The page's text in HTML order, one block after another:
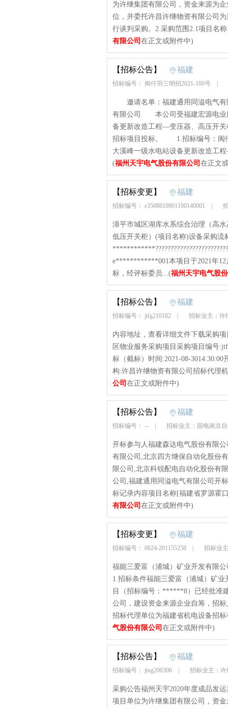
为许继集团有限公司，资金来源为
位，并委托许昌许继物资有限公司
行谈判采购。2.采购范围2.1项目名
有限公司 在正文或附件中)
【招标公告】 福建
招标编号： 闽仟羽三明招2021-160号
邀请名单：福建通用同溢电气有
有限公司 本公司受福建宏源电业
备更新改造工程—变压器、高压开
招标项目投标。 1.招标编号：闽
大溪峰一级水电站设备更新改造工
(福州天宇电气股份有限公司 在正文
【招标变更】 福建
招标编号： e3508810801100140001
漳平市城区湖库水系综合治理（高
低压开关柜）(项目名称)设备采购流
e************001本项目于2021年12
标，经评标委员...(福州天宇电气股
【招标公告】 福建
招标编号： jtfg210182 招标业主：
内容地址，查看详细文件下载采购
区物业服务采购项目采购项目编号
标（截标）时间:2021-08-
构:许昌许继物资有限公司招标代理
公司 在正文或附件中)
【招标公告】 福建
招标编号： -- 招标业主：国电南京
开标参与人福建森达电气股份有限
有限公司,北京四方继保自动化股份
限公司,北京科锐配电自动化股份有
公司,福建通用同溢电气有限公司开
标记录内容项目名称[福建省罗源霍
有限公司 在正文或附件中)
【招标变更】 福建
招标编号： 0624-201155258 招标业
福能三爱富（浦城）矿业开发有限
1.招标条件福能三爱富（浦城）矿
目（招标编号：******8）已经批准
公司，建设资金来源企业自筹，招
招标代理单位为福建省机电设备招
气股份有限公司 在正文或附件中)
【招标公告】 福建
招标编号： jtng200306 招标业主：
采购公告福州天宇2020年度成品发
项目单位为许继集团有限公司，资